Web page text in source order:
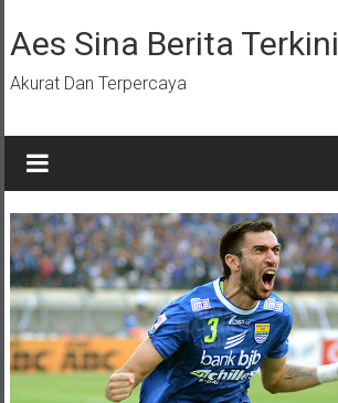
ke
konten
Aes Sina Berita Terkini
Akurat Dan Terpercaya